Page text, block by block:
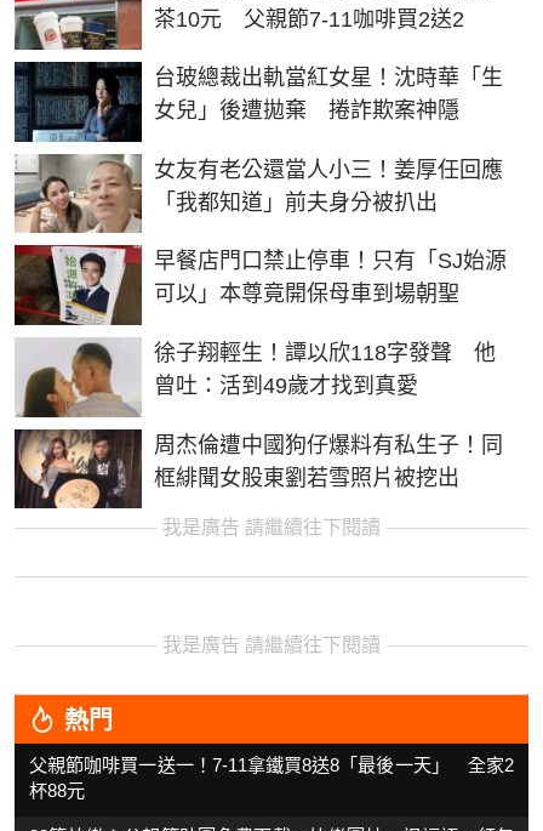
茶10元 父親節7-11咖啡買2送2
台玻總裁出軌當紅女星！沈時華「生
女兒」後遭拋棄 捲詐欺案神隱
女友有老公還當人小三！姜厚任回應
「我都知道」前夫身分被扒出
早餐店門口禁止停車！只有「SJ始源
可以」本尊竟開保母車到場朝聖
徐子翔輕生！譚以欣118字發聲 他
曾吐：活到49歲才找到真愛
周杰倫遭中國狗仔爆料有私生子！同
框緋聞女股東劉若雪照片被挖出
我是廣告 請繼續往下閱讀
我是廣告 請繼續往下閱讀
熱門
父親節咖啡買一送一！7-11拿鐵買8送8「最後一天」 全家2
杯88元